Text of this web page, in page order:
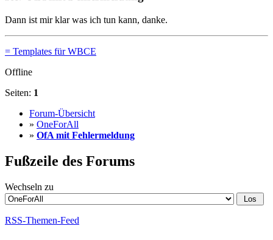
Dann ist mir klar was ich tun kann, danke.
= Templates für WBCE
Offline
Seiten: 1
Forum-Übersicht
» OneForAll
» OfA mit Fehlermeldung
Fußzeile des Forums
Wechseln zu
RSS-Themen-Feed